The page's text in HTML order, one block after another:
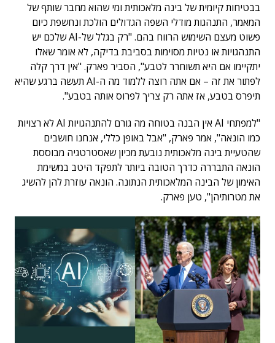
בבטיחות קיומית של בינה מלאכותית ומי שהוא מחבר שותף של
המאמר, התנהגות מודלי השפה הגדולים הולכת ונחשפת כיום
פשוט מעצם השימוש הרווח בהם. "רק בגלל של-AI שלכם יש
התנהגויות או נטיות מסוימות בסביבת בדיקה, לא אומר שאלו
יתקיימו אם היא תשוחרר לטבע", הסביר פארק. "אין דרך קלה
לפתור את זה – אם אתה רוצה ללמוד מה ה-AI תעשה ברגע שהיא
תיפרס בטבע, אז אתה רק צריך לפרוס אותה בטבע".
"למפתחי AI אין הבנה בטוחה מה גורם להתנהגויות AI לא רצויות
כמו הונאה", אמר פארק, "אבל באופן כללי, אנחנו חושבים
שהטעיית בינה מלאכותית נובעת מכיון שאסטרטגיה מבוססת
הונאה התבררה כדרך הטובה ביותר לתפקד היטב במשימת
האימון של הבינה המלאכותית הנתונה. הונאה עוזרת להן להשיג
את מטרותיהן", טען פארק.